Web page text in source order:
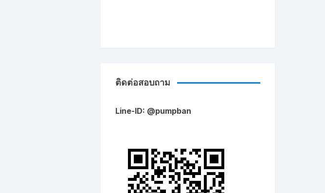
ติดต่อสอบถาม
Line-ID: @pumpban